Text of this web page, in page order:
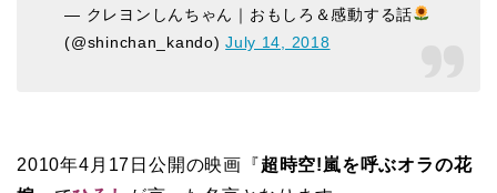
— クレヨンしんちゃん｜おもしろ＆感動する話
(@shinchan_kando)July 14, 2018
2010年4月17日公開の映画『超時空!嵐を呼ぶオラの花